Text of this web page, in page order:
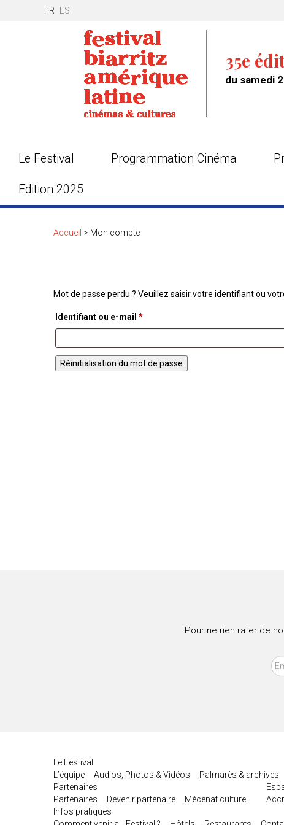
FR ES
35e
du samedi
Le Festival Programmation Cinéma
Edition 2025
Accueil > Mon compte
Mot de passe perdu ? Veuillez saisir votre identifiant ou
Identifiant ou e-mail *Obligatoire
Réinitialisation du mot de passe
Pour ne rien rater de
Le Festival
L’équipe
Audios, Photos & Vidéos Palmarès & archives
Partenaires
Partenaires
Devenir partenaire Mécénat culturel
Infos pratiques